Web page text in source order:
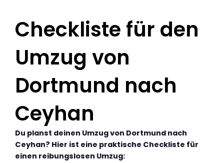
Checkliste für den
Umzug von
Dortmund nach
Ceyhan
Du planst deinen Umzug von Dortmund nach
Ceyhan? Hier ist eine praktische Checkliste für
einen reibungslosen Umzug: